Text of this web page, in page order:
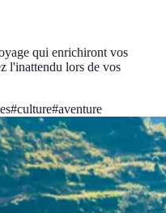
qui enrichiront vos
l'inattendu lors de vos
#culture#aventure